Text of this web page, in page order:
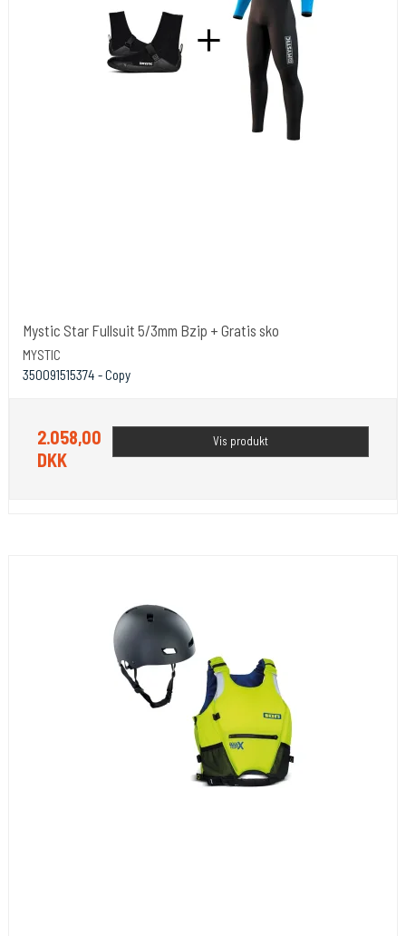
Mystic Star Fullsuit 5/3mm Bzip + Gratis sko
MYSTIC
350091515374 - Copy
2.058,00
DKK
Vis produkt